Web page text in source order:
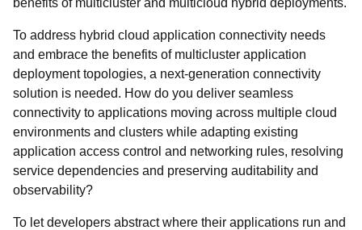
benefits of multicluster and multicloud hybrid deployments.
To address hybrid cloud application connectivity needs
and embrace the benefits of multicluster application
deployment topologies, a next-generation connectivity
solution is needed. How do you deliver seamless
connectivity to applications moving across multiple cloud
environments and clusters while adapting existing
application access control and networking rules, resolving
service dependencies and preserving auditability and
observability?
To let developers abstract where their applications run and